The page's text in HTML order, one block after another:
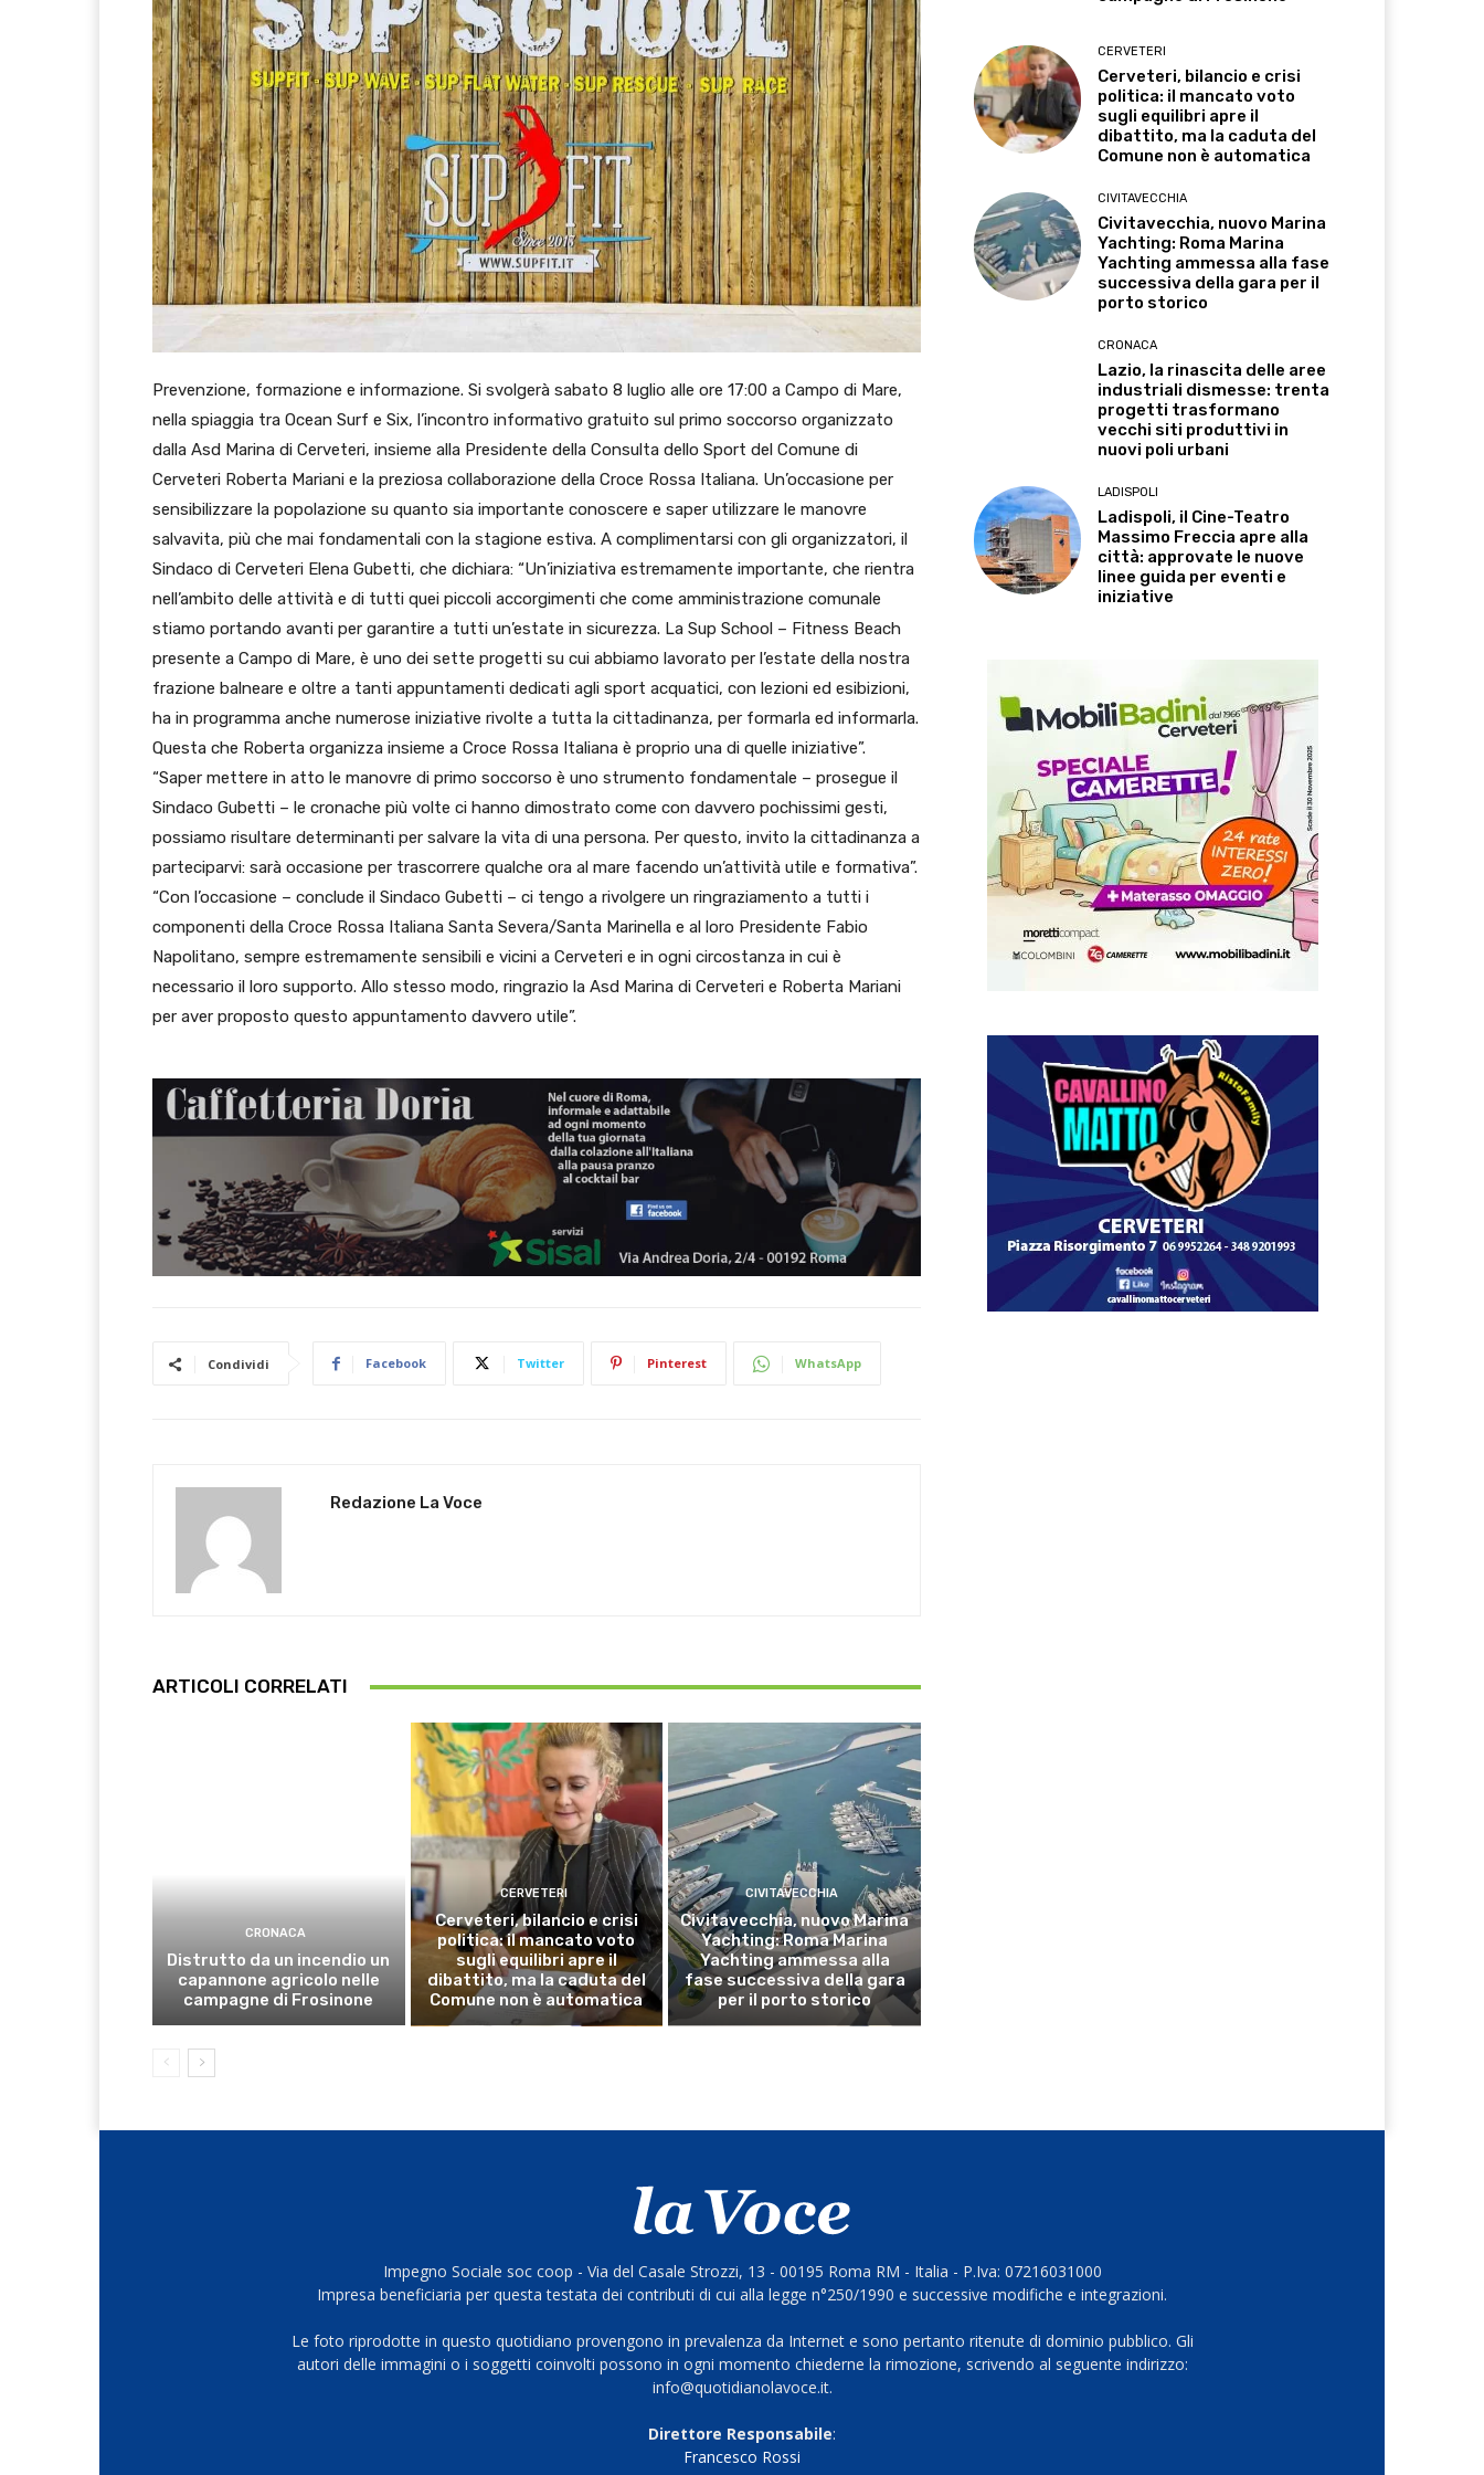
Prevenzione, formazione e informazione. Si svolgerà sabato 8 luglio alle ore 17:00 a Campo di Mare,
nella spiaggia tra Ocean Surf e Six, l’incontro informativo gratuito sul primo soccorso organizzato
dalla Asd Marina di Cerveteri, insieme alla Presidente della Consulta dello Sport del Comune di
Cerveteri Roberta Mariani e la preziosa collaborazione della Croce Rossa Italiana. Un’occasione per
sensibilizzare la popolazione su quanto sia importante conoscere e saper utilizzare le manovre
salvavita, più che mai fondamentali con la stagione estiva. A complimentarsi con gli organizzatori, il
Sindaco di Cerveteri Elena Gubetti, che dichiara: “Un’iniziativa estremamente importante, che rientra
nell’ambito delle attività e di tutti quei piccoli accorgimenti che come amministrazione comunale
stiamo portando avanti per garantire a tutti un’estate in sicurezza. La Sup School – Fitness Beach
presente a Campo di Mare, è uno dei sette progetti su cui abbiamo lavorato per l’estate della nostra
frazione balneare e oltre a tanti appuntamenti dedicati agli sport acquatici, con lezioni ed esibizioni,
ha in programma anche numerose iniziative rivolte a tutta la cittadinanza, per formarla ed informarla.
Questa che Roberta organizza insieme a Croce Rossa Italiana è proprio una di quelle iniziative”.
“Saper mettere in atto le manovre di primo soccorso è uno strumento fondamentale – prosegue il
Sindaco Gubetti – le cronache più volte ci hanno dimostrato come con davvero pochissimi gesti,
possiamo risultare determinanti per salvare la vita di una persona. Per questo, invito la cittadinanza a
parteciparvi: sarà occasione per trascorrere qualche ora al mare facendo un’attività utile e formativa”.
“Con l’occasione – conclude il Sindaco Gubetti – ci tengo a rivolgere un ringraziamento a tutti i
componenti della Croce Rossa Italiana Santa Severa/Santa Marinella e al loro Presidente Fabio
Napolitano, sempre estremamente sensibili e vicini a Cerveteri e in ogni circostanza in cui è
necessario il loro supporto. Allo stesso modo, ringrazio la Asd Marina di Cerveteri e Roberta Mariani
per aver proposto questo appuntamento davvero utile”.
Condividi Facebook Twitter Pinterest WhatsApp
Redazione La Voce
ARTICOLI CORRELATI
CRONACA
Distrutto da un incendio un
capannone agricolo nelle
campagne di Frosinone
CERVETERI
Cerveteri, bilancio e crisi
politica: il mancato voto
sugli equilibri apre il
dibattito, ma la caduta del
Comune non è automatica
CIVITAVECCHIA
Civitavecchia, nuovo Marina
Yachting: Roma Marina
Yachting ammessa alla
fase successiva della gara
per il porto storico
CERVETERI
Cerveteri, bilancio e crisi
politica: il mancato voto
sugli equilibri apre il
dibattito, ma la caduta del
Comune non è automatica
CIVITAVECCHIA
Civitavecchia, nuovo Marina
Yachting: Roma Marina
Yachting ammessa alla fase
successiva della gara per il
porto storico
CRONACA
Lazio, la rinascita delle aree
industriali dismesse: trenta
progetti trasformano
vecchi siti produttivi in
nuovi poli urbani
LADISPOLI
Ladispoli, il Cine-Teatro
Massimo Freccia apre alla
città: approvate le nuove
linee guida per eventi e
iniziative
Impegno Sociale soc coop - Via del Casale Strozzi, 13 - 00195 Roma RM - Italia - P.Iva: 07216031000
Impresa beneficiaria per questa testata dei contributi di cui alla legge n°250/1990 e successive modifiche e integrazioni.
Le foto riprodotte in questo quotidiano provengono in prevalenza da Internet e sono pertanto ritenute di dominio pubblico. Gli
autori delle immagini o i soggetti coinvolti possono in ogni momento chiederne la rimozione, scrivendo al seguente indirizzo:
info@quotidianolavoce.it.
Direttore Responsabile:
Francesco Rossi